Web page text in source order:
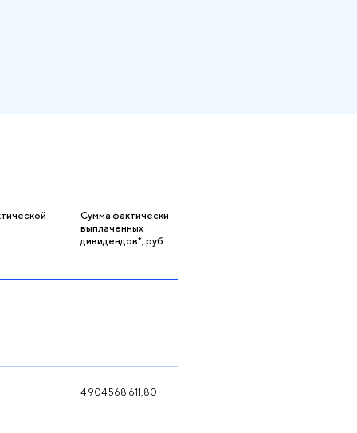
Сумма фактически
выплаченных
дивидендов*, руб
4 904 568 611,80